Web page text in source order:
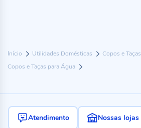
Início Utilidades Domésticas
Copos e Taças
Copos e Taças para Água
Atendimento Nossas lojas